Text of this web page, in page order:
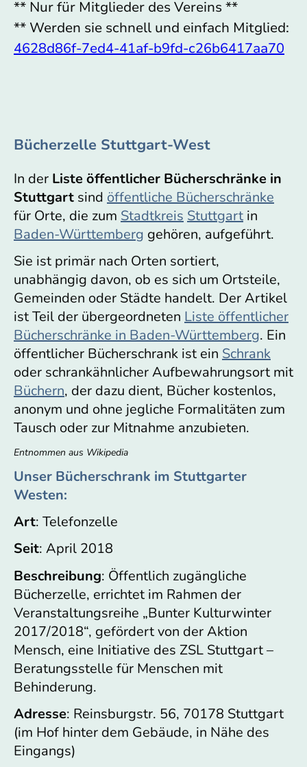
** Nur für Mitglieder des Vereins **
** Werden sie schnell und einfach Mitglied:
4628d86f-7ed4-41af-b9fd-c26b6417aa70
Bücherzelle Stuttgart-West
In der Liste öffentlicher Bücherschränke in
Stuttgart sind öffentliche Bücherschränke
für Orte, die zum Stadtkreis Stuttgart in
Baden-Württemberg gehören, aufgeführt.
Sie ist primär nach Orten sortiert,
unabhängig davon, ob es sich um Ortsteile,
Gemeinden oder Städte handelt. Der Artikel
ist Teil der übergeordneten Liste öffentlicher
Bücherschränke in Baden-Württemberg. Ein
öffentlicher Bücherschrank ist ein Schrank
oder schrankähnlicher Aufbewahrungsort mit
Büchern, der dazu dient, Bücher kostenlos,
anonym und ohne jegliche Formalitäten zum
Tausch oder zur Mitnahme anzubieten.
Entnommen aus Wikipedia
Unser Bücherschrank im Stuttgarter
Westen:
Art: Telefonzelle
Seit: April 2018
Beschreibung: Öffentlich zugängliche
Bücherzelle, errichtet im Rahmen der
Veranstaltungsreihe „Bunter Kulturwinter
2017/2018“, gefördert von der Aktion
Mensch, eine Initiative des ZSL Stuttgart –
Beratungsstelle für Menschen mit
Behinderung.
Adresse: Reinsburgstr. 56, 70178 Stuttgart
(im Hof hinter dem Gebäude, in Nähe des
Eingangs)